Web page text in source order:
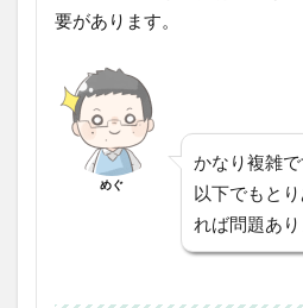
要があります。
めぐ
かなり複雑
以下でもと
れば問題あり